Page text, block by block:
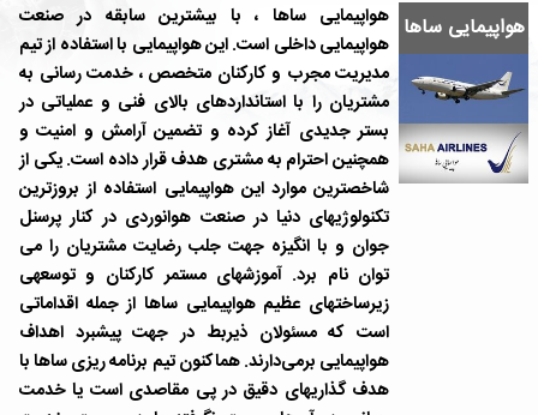
هواپیمایی ساها هواپیمایی ساها ، با بیشترین سابقه در صنعت
هواپیمایی داخلی است. این هواپیمایی با استفاده از تیم
مدیریت مجرب و کارکنان متخصص ، خدمت رسانی به
مشتریان را با استانداردهای بالای فنی و عملیاتی در
بستر جدیدی آغاز کرده و تضمین آرامش و امنیت و
همچنین احترام به مشتری هدف قرار داده است. یکی از
شاخصترین موارد این هواپیمایی استفاده از بروزترین
تکنولوژیهای دنیا در صنعت هوانوردی در کنار پرسنل
جوان و با انگیزه جهت جلب رضایت مشتریان را می
توان نام برد. آموزشهای مستمر کارکنان و توسعهی
زیرساختهای عظیم هواپیمایی ساها از جمله اقداماتی
است که مسئولان ذیربط در جهت پیشبرد اهداف
هواپیمایی برمی‌دارند. هماکنون تیم برنامه ریزی ساها با
هدف گذاریهای دقیق در پی مقاصدی است یا خدمت